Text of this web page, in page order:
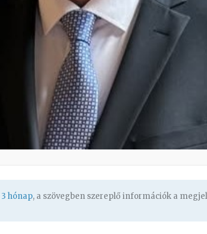
3 hónap, a szövegben szereplő információk a